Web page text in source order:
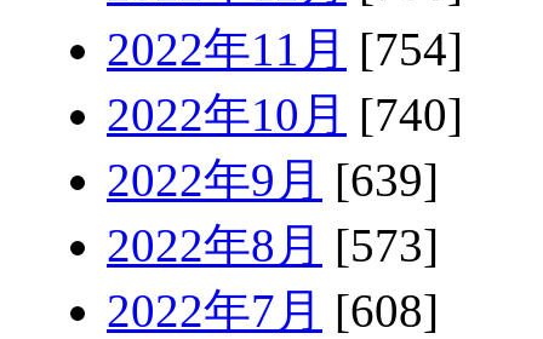
2022年11月 [754]
2022年10月 [740]
2022年9月 [639]
2022年8月 [573]
2022年7月 [608]